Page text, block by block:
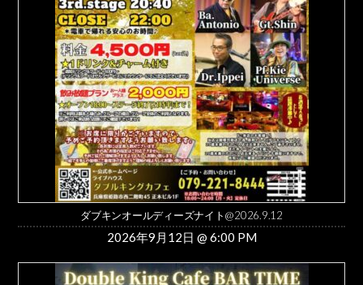
ダブキンオールディーズナイト@2026.9.12
2026年9月12日 @ 6:00 PM